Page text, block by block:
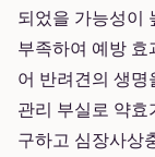
되었을 가능성이
부족하여 예방
어 반려견의 생
관리 부실로 약
구하고 심장사상